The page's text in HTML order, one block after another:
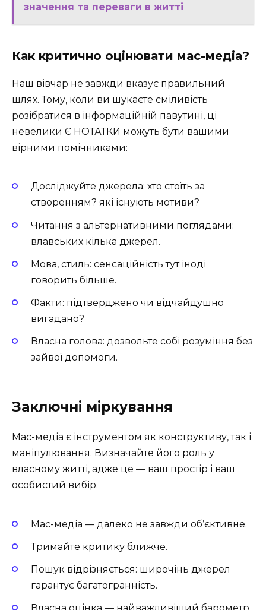
значення та переваги в житті
Как критично оцінювати мас-медіа?
Наш вівчар не завжди вказує правильний
шлях. Тому, коли ви шукаєте сміливість
розібратися в інформаційній павутині, ці
невелики Є НОТАТКИ можуть бути вашими
вірними помічниками:
Досліджуйте джерела: хто стоїть за
створенням? які існують мотиви?
Читання з альтернативними поглядами:
влавських кілька джерел.
Мова, стиль: сенсаційність тут іноді
говорить більше.
Факти: підтверджено чи відчайдушно
вигадано?
Власна голова: дозвольте собі розуміння без
зайвої допомоги.
Заключні міркування
Мас-медіа є інструментом як конструктиву, так і
маніпулювання. Визначайте його роль у
власному житті, адже це — ваш простір і ваш
особистий вибір.
Мас-медіа — далеко не завжди об’єктивне.
Тримайте критику ближче.
Пошук відрізняється: широчінь джерел
гарантує багатогранність.